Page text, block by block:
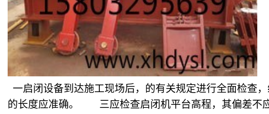
一启闭设备到达施工现场后，的有关规定进行全面检
的长度应准确。 三应检查启闭机平台高程，其偏差不